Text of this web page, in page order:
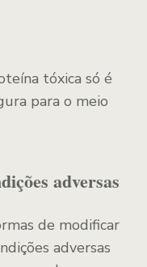
tóxica só é
para o meio
adversas
de modificar
adversas